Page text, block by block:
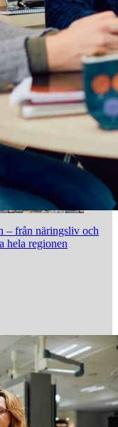
– från näringsliv och
hela regionen